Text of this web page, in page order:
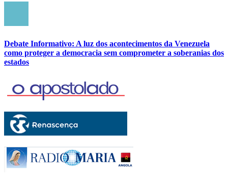
Debate Informativo: A luz dos acontecimentos da Venezuela
como proteger a democracia sem comprometer a soberanias dos
estados